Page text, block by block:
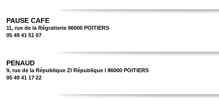
PAUSE CAFE
11, rue de la Régratterie 86000 POITIERS
05 49 41 51 07
PENAUD
9, rue de la République ZI République I 86000 POITIERS
05 49 41 17 22